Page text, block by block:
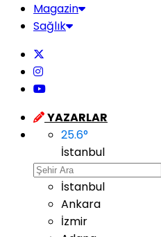
Magazin
Sağlık
YAZARLAR
25.6°
İstanbul
İstanbul
Ankara
İzmir